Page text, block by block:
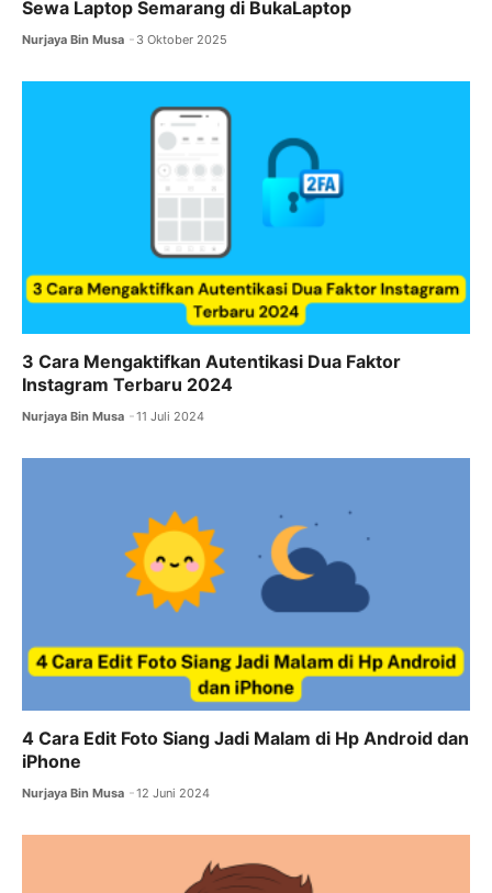
o
o
k
n
g
er
p
p
m
Sewa Laptop Semarang di BukaLaptop
Nurjaya Bin Musa 3 Oktober 2025
3 Cara Mengaktifkan Autentikasi Dua Faktor
Instagram Terbaru 2024
Nurjaya Bin Musa 11 Juli 2024
4 Cara Edit Foto Siang Jadi Malam di Hp Android dan
iPhone
Nurjaya Bin Musa 12 Juni 2024